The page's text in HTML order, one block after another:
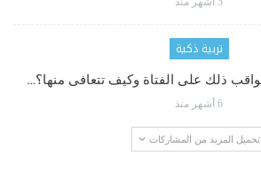
تربية ذكية
ذلك على الفتاة وكيف تتعافى منها؟…
6 أشهر منذ
تحميل المزيد من المشاركات